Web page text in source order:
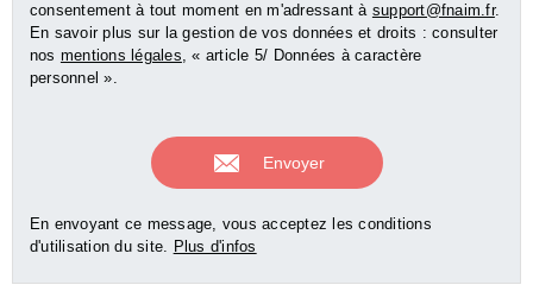
consentement à tout moment en m'adressant à support@fnaim.fr.
En savoir plus sur la gestion de vos données et droits : consulter
nos mentions légales, « article 5/ Données à caractère
personnel ».
En envoyant ce message, vous acceptez les conditions
d'utilisation du site. Plus d'infos